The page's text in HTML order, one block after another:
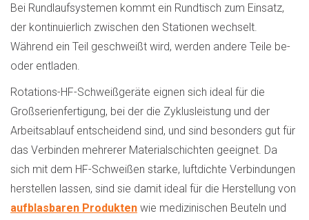
Bei Rundlaufsystemen kommt ein Rundtisch zum Einsatz,
der kontinuierlich zwischen den Stationen wechselt.
Während ein Teil geschweißt wird, werden andere Teile be-
oder entladen.
Rotations-HF-Schweißgeräte eignen sich ideal für die
Großserienfertigung, bei der die Zyklusleistung und der
Arbeitsablauf entscheidend sind, und sind besonders gut für
das Verbinden mehrerer Materialschichten geeignet. Da
sich mit dem HF-Schweißen starke, luftdichte Verbindungen
herstellen lassen, sind sie damit ideal für die Herstellung von
aufblasbaren Produkten wie medizinischen Beuteln und